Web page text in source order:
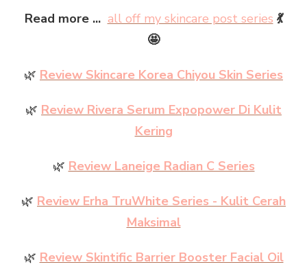
Read more ... all off my skincare post series 💃
🤩
🌿 Review Skincare Korea Chiyou Skin Series
🌿 Review Rivera Serum Expopower Di Kulit
Kering
🌿 Review Laneige Radian C Series
🌿 Review Erha TruWhite Series - Kulit Cerah
Maksimal
🌿 Review Skintific Barrier Booster Facial Oil